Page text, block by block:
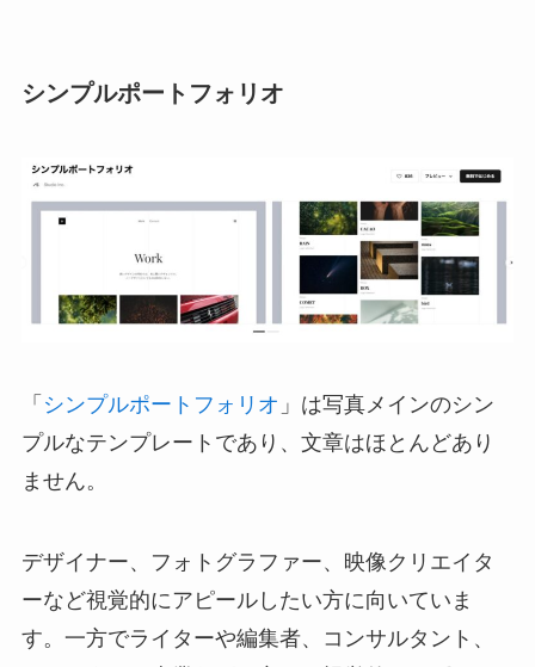
シンプルポートフォリオ
「 シンプルポートフォリオ 」は写真メインのシン
プルなテンプレートであり、文章はほとんどあり
ません。
デザイナー、フォトグラファー、映像クリエイタ
ーなど視覚的にアピールしたい方に向いていま
す。一方でライターや編集者、コンサルタント、